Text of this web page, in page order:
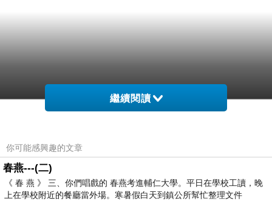
繼續閱讀
你可能感興趣的文章
春燕---(二)
《 春 燕 》 三、你們唱戲的 春燕考進輔仁大學。平日在學校工讀，晚
上在學校附近的餐廳當外場。寒暑假白天到鎮公所幫忙整理文件